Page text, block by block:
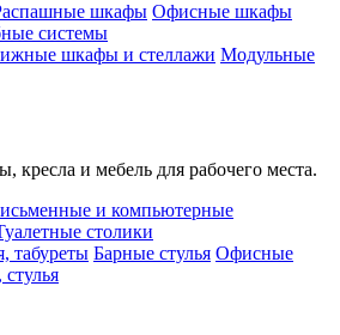
шкафы Офисные шкафы
системы
шкафы и стеллажи Модульные
кресла и мебель для рабочего места.
и компьютерные
столики
табуреты Барные стулья Офисные